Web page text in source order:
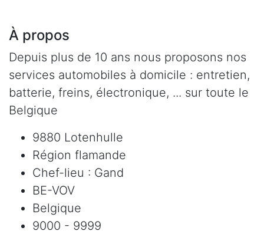
À propos
Depuis plus de 10 ans nous proposons nos
services automobiles à domicile : entretien,
batterie, freins, électronique, ... sur toute le
Belgique
9880 Lotenhulle
Région flamande
Chef-lieu : Gand
BE-VOV
Belgique
9000 - 9999